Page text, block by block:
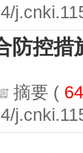
防控措
摘要 (